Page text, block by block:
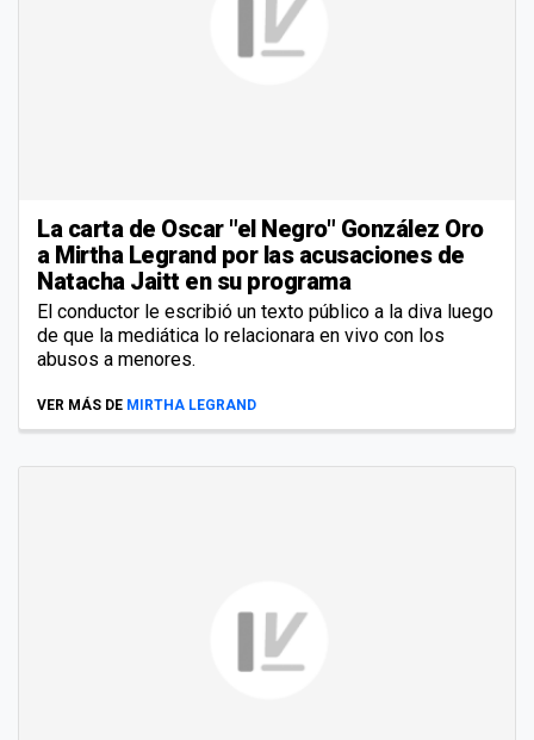
La carta de Oscar "el Negro" González Oro
a Mirtha Legrand por las acusaciones de
Natacha Jaitt en su programa
El conductor le escribió un texto público a la diva luego
de que la mediática lo relacionara en vivo con los
abusos a menores.
VER MÁS DE MIRTHA LEGRAND